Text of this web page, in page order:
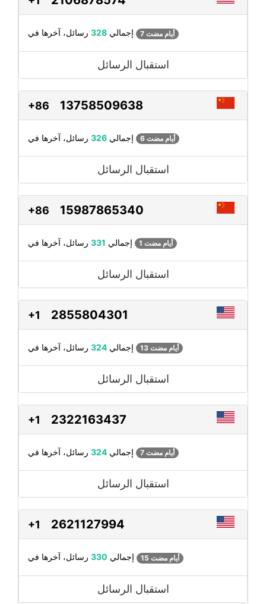
إجمالي 328 7 أيام مضت
استقبال الرسائل
+86 13758509638
إجمالي 326 6 أيام مضت
استقبال الرسائل
+86 15987865340
إجمالي 331 1 أيام مضت
استقبال الرسائل
+1 2855804301
إجمالي 324 13 أيام مضت
استقبال الرسائل
+1 2322163437
إجمالي 324 7 أيام مضت
استقبال الرسائل
+1 2621127994
إجمالي 330 15 أيام مضت
استقبال الرسائل